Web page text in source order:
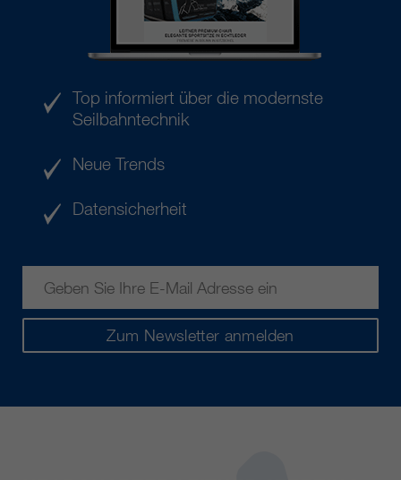
Zum Newsletter anmelden
Top informiert über die modernste
Seilbahntechnik
Neue Trends
Datensicherheit